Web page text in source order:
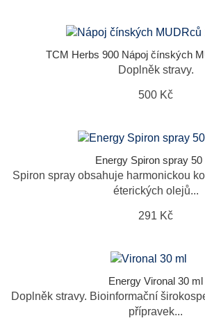
TCM Herbs 900 Nápoj čínských
Doplněk stravy.
500 Kč
Energy Spiron spray 50
Spiron spray obsahuje harmonickou
éterických olejů...
291 Kč
Energy Vironal 30 ml
Doplněk stravy. Bioinformační
přípravek...